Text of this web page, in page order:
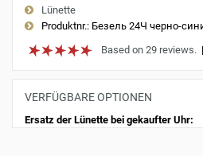
Lünette
Produktnr.: Безель 24Ч черно-
Based on 29 reviews. |
VERFÜGBARE OPTIONEN
Ersatz der Lünette bei gekaufter Uhr: